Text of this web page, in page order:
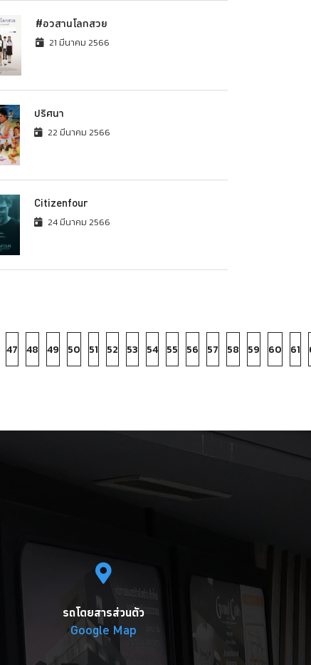
#อวสานโลกสวย
21 มีนาคม 2566
ปริศนา
22 มีนาคม 2566
Citizenfour
24 มีนาคม 2566
47 48 49 50 51 52 53 54 55 56 57 58 59 60 61
รถโดยสารส่วนตัว
Google Map